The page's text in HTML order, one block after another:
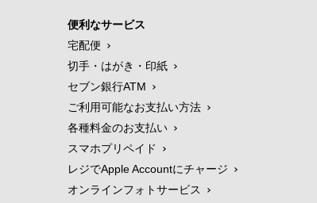
便利なサービス
宅配便
切手・はがき・印紙
セブン銀行ATM
ご利用可能なお支払い方法
各種料金のお支払い
スマホプリペイド
レジでApple Accountにチャージ
オンラインフォトサービス